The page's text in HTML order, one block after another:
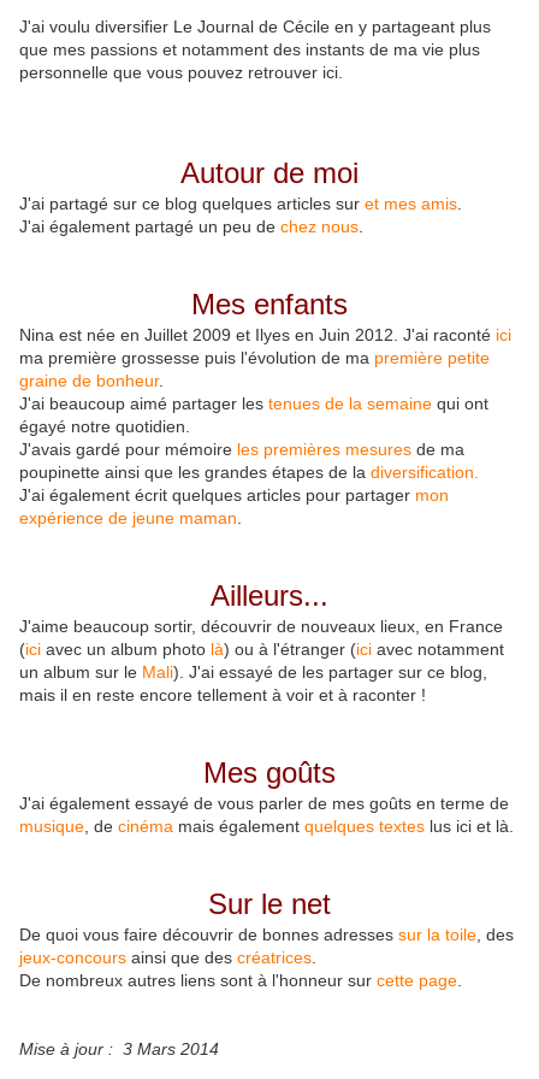
J'ai voulu diversifier Le Journal de Cécile en y partageant plus
que mes passions et notamment des instants de ma vie plus
personnelle que vous pouvez retrouver ici.
Autour de moi
J'ai partagé sur ce blog quelques articles sur et mes amis
J'ai également partagé un peu de chez nous
Mes enfants
Nina est née en Juillet 2009 et Ilyes en Juin 2012. J'ai raconté ici
ma première grossesse puis l'évolution de ma première petite
graine de bonheur.
J'ai beaucoup aimé partager les tenues de la semaine qui ont
égayé notre quotidien.
J'avais gardé pour mémoire les premières mesures de ma
poupinette ainsi que les grandes étapes de la diversification.
J'ai également écrit quelques articles pour partager mon
expérience de jeune maman
Ailleurs...
J'aime beaucoup sortir, découvrir de nouveaux lieux, en France
(ici avec un album photo là) ou à l'étranger (ici avec notamment
un album sur le Mali). J'ai essayé de les partager sur ce blog,
mais il en reste encore tellement à voir et à raconter !
Mes goûts
J'ai également essayé de vous parler de mes goûts en terme de
musique , de cinéma mais également quelques textes lus ici et là.
Sur le net
De quoi vous faire découvrir de bonnes adresses sur la toile , des
jeux-concours ainsi que des créatrices
De nombreux autres liens sont à l'honneur sur cette page
Mise à jour : 3 Mars 2014